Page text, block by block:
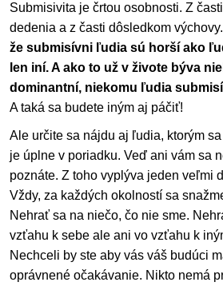
Submisivita je črtou osobnosti. Z
dedenia a z časti dôsledkom výchovy.
že submisívni ľudia sú horší ako
len iní. A ako to už v živote býva
dominantní, niekomu ľudia
A taká sa budete iným aj páčiť!
Ale určite sa nájdu aj ľudia, ktorým
je úplne v poriadku. Veď ani vám sa
poznáte. Z toho vyplýva jeden veľmi
Vždy, za každých okolností sa
Nehrať sa na niečo, čo nie sme.
vzťahu k sebe ale ani vo vzťahu k
Nechceli by ste aby vás váš budúci
oprávnené očakávanie. Nikto nemá